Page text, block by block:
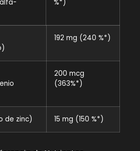
%*)
192 mg (240 %*)
200 mcg
(363%*)
de zinc) 15 mg (150 %*)